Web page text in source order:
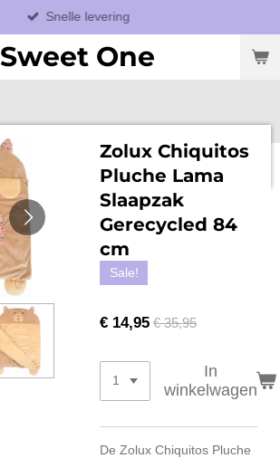
Sweet One
Snelle levering
Zolux Chiquitos
Pluche Lama
Slaapzak
Gerecycled 84
cm
Sale!
€ 14,95 € 35,95
In
winkelwagen
De Zolux Chiquitos Pluche